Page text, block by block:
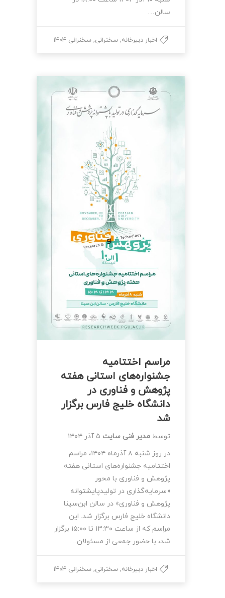
سالن…
اخبار دبیرخانه, سخنرانی, سخنرانی ۱۴۰۴
مراسم اختتامیه
جشنواره‌های استانی هفته
پژوهش و فناوری در
دانشگاه خلیج فارس برگزار
شد
توسط مدیر فنی سایت ۵ آذر ۱۴۰۴
در روز شنبه ۸ آذرماه ۱۴۰۴، مراسم
اختتامیه جشنواره‌های استانی هفته
پژوهش و فناوری با محور
«سرمایه‌گذاری در تولیدپایشتوانه
پژوهش و فناوری» در سالن ابن‌سینا
دانشگاه خلیج فارس برگزار شد. این
مراسم که از ساعت ۱۳:۳۰ تا ۱۵:۰۰ برگزار
شد، با حضور جمعی از مسئولان…
اخبار دبیرخانه, سخنرانی, سخنرانی ۱۴۰۴